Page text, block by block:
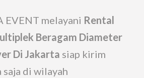
EVENT melayani Rental
Beragam Diameter
Di Jakarta siap kirim
saja di wilayah